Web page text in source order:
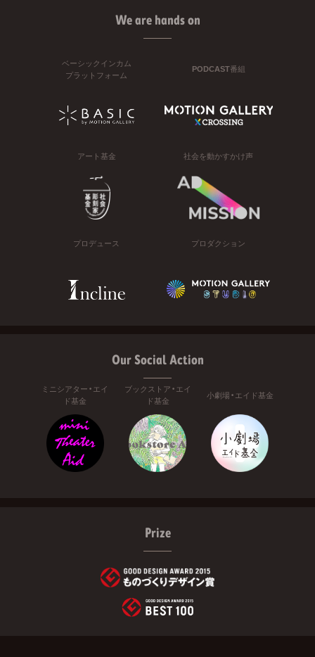
We are hands on
ベーシックインカム
プラットフォーム
PODCAST番組
アート基金 社会を動かすかけ声
プロデュース プロダクション
Our Social Action
ミニシアター・エイ
ド基金
ブックストア・エイ
ド基金
小劇場・エイド基金
Prize